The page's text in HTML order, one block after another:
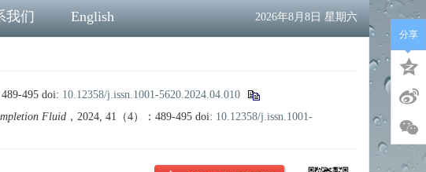
我们 English 2026年8月8日 星期六
495 doi: 10.12358/j.issn.1001-5620.2024.04.010
Fluid ，2024, 41（4）：489-495 doi: 10.12358/j.issn.1001-
分享